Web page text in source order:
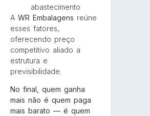
abastecimento
A WR Embalagens reúne
esses fatores,
oferecendo preço
competitivo aliado a
estrutura e
previsibilidade.
No final, quem ganha
mais não é quem paga
mais barato — é quem